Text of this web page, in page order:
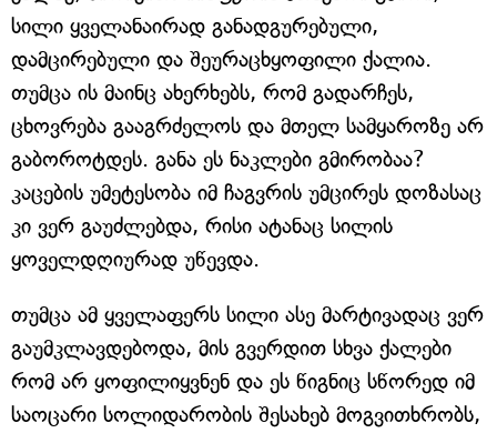
სილი ყველანაირად განადგურებული,
დამცირებული და შეურაცხყოფილი ქალია.
თუმცა ის მაინც ახერხებს, რომ გადარჩეს,
ცხოვრება გააგრძელოს და მთელ სამყაროზე არ
გაბოროტდეს. განა ეს ნაკლები გმირობაა?
კაცების უმეტესობა იმ ჩაგვრის უმცირეს დოზასაც
კი ვერ გაუძლებდა, რისი ატანაც სილის
ყოველდღიურად უწევდა.
თუმცა ამ ყველაფერს სილი ასე მარტივადაც ვერ
გაუმკლავდებოდა, მის გვერდით სხვა ქალები
რომ არ ყოფილიყვნენ და ეს წიგნიც სწორედ იმ
საოცარი სოლიდარობის შესახებ მოგვითხრობს,